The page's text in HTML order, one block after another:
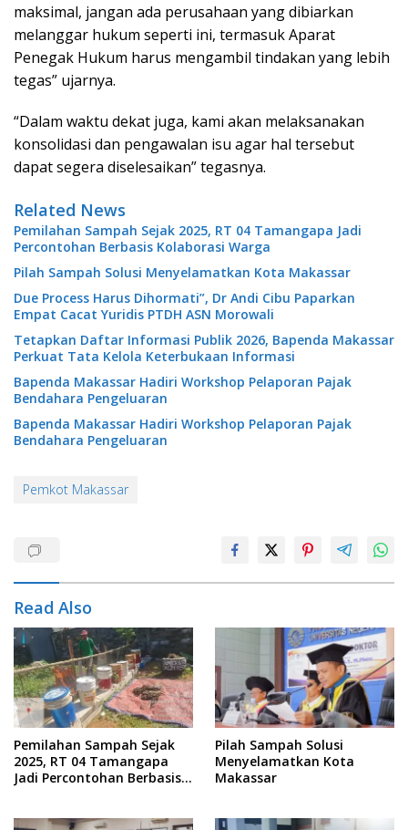
maksimal, jangan ada perusahaan yang dibiarkan
melanggar hukum seperti ini, termasuk Aparat
Penegak Hukum harus mengambil tindakan yang lebih
tegas” ujarnya.
“Dalam waktu dekat juga, kami akan melaksanakan
konsolidasi dan pengawalan isu agar hal tersebut
dapat segera diselesaikan” tegasnya.
Related News
Pemilahan Sampah Sejak 2025, RT 04 Tamangapa Jadi
Percontohan Berbasis Kolaborasi Warga
Pilah Sampah Solusi Menyelamatkan Kota Makassar
Due Process Harus Dihormati”, Dr Andi Cibu Paparkan
Empat Cacat Yuridis PTDH ASN Morowali
Tetapkan Daftar Informasi Publik 2026, Bapenda Makassar
Perkuat Tata Kelola Keterbukaan Informasi
Bapenda Makassar Hadiri Workshop Pelaporan Pajak
Bendahara Pengeluaran
Bapenda Makassar Hadiri Workshop Pelaporan Pajak
Bendahara Pengeluaran
Pemkot Makassar
Read Also
Pemilahan Sampah Sejak
2025, RT 04 Tamangapa
Jadi Percontohan Berbasis
Pilah Sampah Solusi
Menyelamatkan Kota
Makassar